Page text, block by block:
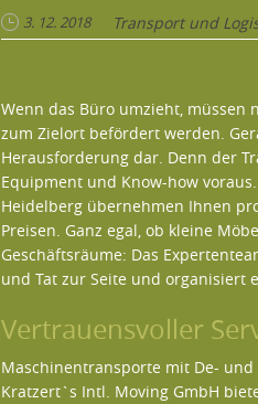
3. 12. 2018 Transport und
Wenn das Büro umzieht, müssen
zum Zielort befördert werden.
Herausforderung dar. Denn der
Equipment und Know-how
Heidelberg übernehmen Ihnen
Preisen. Ganz egal, ob kleine
Geschäftsräume: Das
und Tat zur Seite und organisiert
Vertrauensvoller
Maschinentransporte mit De-
Kratzert`s Intl. Moving GmbH